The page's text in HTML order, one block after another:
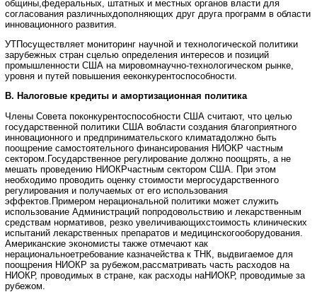
общины,федеральных, штатных и местных органов власти для
согласования различныхдополняющих друг друга программ в области
инновационного развития.
УТПосуществляет мониторинг научной и технологической политики
зарубежных стран сцелью определения интересов и позиций
промышленности США на мировомнаучно-технологическом рынке,
уровня и путей повышения ееконкурентоспособности.
В. Налоговые кредиты и амортизационная политика
Члены Совета поконкурентоспособности США считают, что целью
государственной политики США вобласти создания благоприятного
инновационного и предпринимательского климатадолжно быть
поощрение самостоятельного финансирования НИОКР частным
сектором.Государственное регулирование должно поощрять, а не
мешать проведению НИОКРчастным сектором США. При этом
необходимо проводить оценку стоимости мергосударственного
регулирования и получаемых от его использования
эффектов.Примером нерациональной политики может служить
использование Администраций попродовольствию и лекарственным
средствам нормативов, резко увеличивающихстоимость клинических
испытаний лекарственных препаратов и медицинскогооборудования.
Американские экономисты также отмечают как
нерациональноетребование казначейства к ТНК, выдвигаемое для
поощрения НИОКР за рубежом,рассматривать часть расходов на
НИОКР, проводимых в стране, как расходы наНИОКР, проводимые за
рубежом.